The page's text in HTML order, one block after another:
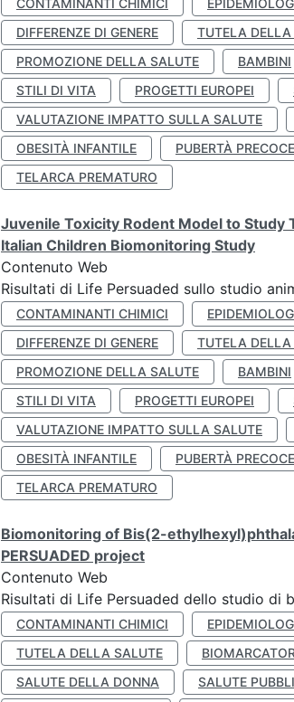
CONTAMINANTI CHIMICI
DIFFERENZE DI GENERE
TUTELA DELLA
PROMOZIONE DELLA SALUTE
BAMBINI
STILI DI VITA
PROGETTI EUROPEI
VALUTAZIONE IMPATTO SULLA SALUTE
OBESITÀ INFANTILE
PUBERTÀ PRECOCE
TELARCA PREMATURO
Juvenile Toxicity Rodent Model to Study
Italian Children Biomonitoring Study
Contenuto Web
Risultati di Life Persuaded sullo studio
CONTAMINANTI CHIMICI
DIFFERENZE DI GENERE
TUTELA DELLA
PROMOZIONE DELLA SALUTE
BAMBINI
STILI DI VITA
PROGETTI EUROPEI
VALUTAZIONE IMPATTO SULLA SALUTE
OBESITÀ INFANTILE
PUBERTÀ PRECOCE
TELARCA PREMATURO
Biomonitoring of Bis(2-
PERSUADED project
Contenuto Web
Risultati di Life Persuaded dello studio di
CONTAMINANTI CHIMICI
TUTELA DELLA SALUTE
SALUTE DELLA DONNA
SALUTE